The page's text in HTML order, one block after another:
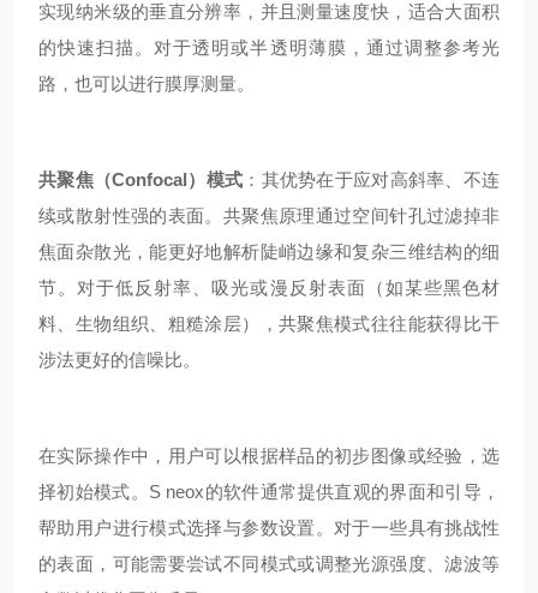
实现纳米级的垂直分辨率，并且测量速度快，适合大面积
的快速扫描。对于透明或半透明薄膜，通过调整参考光
路，也可以进行膜厚测量。
共聚焦（Confocal）模式 ：其优势在于应对高斜率、不连
续或散射性强的表面。共聚焦原理通过空间针孔过滤掉非
焦面杂散光，能更好地解析陡峭边缘和复杂三维结构的细
节。对于低反射率、吸光或漫反射表面（如某些黑色材
料、生物组织、粗糙涂层），共聚焦模式往往能获得比干
涉法更好的信噪比。
在实际操作中，用户可以根据样品的初步图像或经验，选
择初始模式。S neox的软件通常提供直观的界面和引导，
帮助用户进行模式选择与参数设置。对于一些具有挑战性
的表面，可能需要尝试不同模式或调整光源强度、滤波等